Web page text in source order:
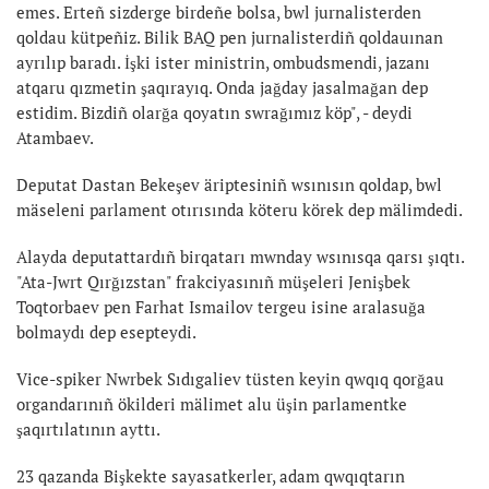
emes. Erteñ sizderge birdeñe bolsa, bwl jurnalisterden
qoldau kütpeñiz. Bilik BAQ pen jurnalisterdiñ qoldauınan
ayrılıp baradı. İşki ister ministrin, ombudsmendi, jazanı
atqaru qızmetin şaqırayıq. Onda jağday jasalmağan dep
estidim. Bizdiñ olarğa qoyatın swrağımız köp", - deydi
Atambaev.
Deputat Dastan Bekeşev äriptesiniñ wsınısın qoldap, bwl
mäseleni parlament otırısında köteru körek dep mälimdedi.
Alayda deputattardıñ birqatarı mwnday wsınısqa qarsı şıqtı.
"Ata-Jwrt Qırğızstan" frakciyasınıñ müşeleri Jenişbek
Toqtorbaev pen Farhat Ismailov tergeu isine aralasuğa
bolmaydı dep esepteydi.
Vice-spiker Nwrbek Sıdıgaliev tüsten keyin qwqıq qorğau
organdarınıñ ökilderi mälimet alu üşin parlamentke
şaqırtılatının ayttı.
23 qazanda Bişkekte sayasatkerler, adam qwqıqtarın